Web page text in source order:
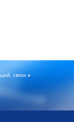
связи и